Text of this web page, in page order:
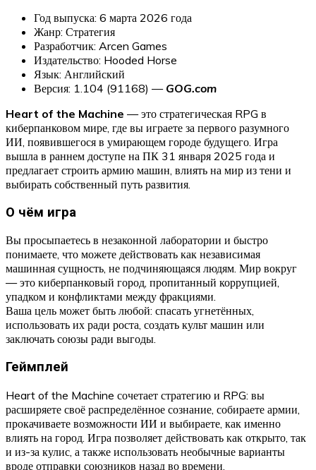
Год выпуска: 6 марта 2026 года
Жанр: Стратегия
Разработчик: Arcen Games
Издательство: Hooded Horse
Язык: Английский
Версия: 1.104 (91168) — GOG.com
Heart of the Machine — это стратегическая RPG в
киберпанковом мире, где вы играете за первого разумного
ИИ, появившегося в умирающем городе будущего. Игра
вышла в раннем доступе на ПК 31 января 2025 года и
предлагает строить армию машин, влиять на мир из тени и
выбирать собственный путь развития.
О чём игра
Вы просыпаетесь в незаконной лаборатории и быстро
понимаете, что можете действовать как независимая
машинная сущность, не подчиняющаяся людям. Мир вокруг
— это киберпанковый город, пропитанный коррупцией,
упадком и конфликтами между фракциями.
Ваша цель может быть любой: спасать угнетённых,
использовать их ради роста, создать культ машин или
заключать союзы ради выгоды.
Геймплей
Heart of the Machine сочетает стратегию и RPG: вы
расширяете своё распределённое сознание, собираете армии,
прокачиваете возможности ИИ и выбираете, как именно
влиять на город. Игра позволяет действовать как открыто, так
и из-за кулис, а также использовать необычные варианты
вроде отправки союзников назад во времени.